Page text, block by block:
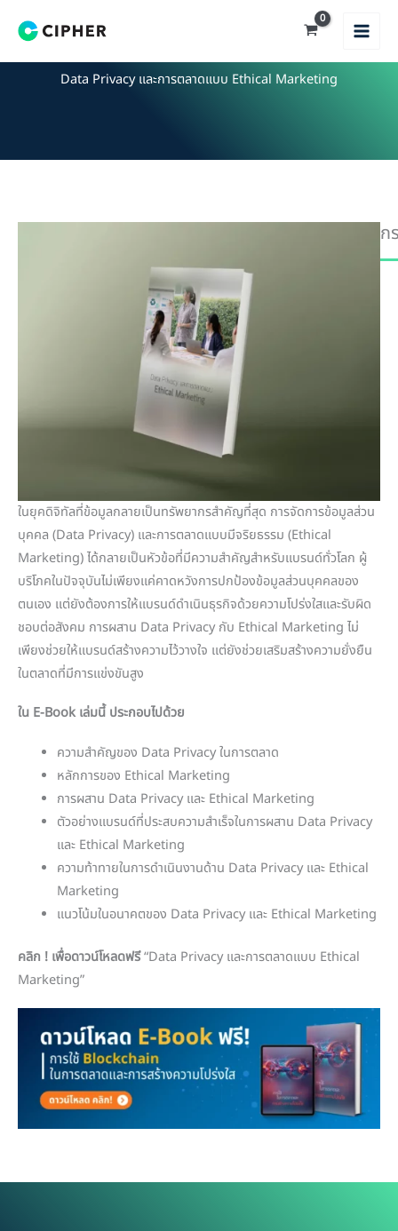
Data Privacy และการตลาดแบบ Ethical Marketing
ในยุคดิจิทัลที่ข้อมูลกลายเป็นทรัพยากรสำคัญที่สุด การจัดการข้อมูลส่วน
บุคคล (Data Privacy) และการตลาดแบบมีจริยธรรม (Ethical
Marketing) ได้กลายเป็นหัวข้อที่มีความสำคัญสำหรับแบรนด์ทั่วโลก ผู้
บริโภคในปัจจุบันไม่เพียงแค่คาดหวังการปกป้องข้อมูลส่วนบุคคลของ
ตนเอง แต่ยังต้องการให้แบรนด์ดำเนินธุรกิจด้วยความโปร่งใสและรับผิด
ชอบต่อสังคม การผสาน Data Privacy กับ Ethical Marketing ไม่
เพียงช่วยให้แบรนด์สร้างความไว้วางใจ แต่ยังช่วยเสริมสร้างความยั่งยืน
ในตลาดที่มีการแข่งขันสูง
ใน E-Book เล่มนี้ ประกอบไปด้วย
ความสำคัญของ Data Privacy ในการตลาด
หลักการของ Ethical Marketing
การผสาน Data Privacy และ Ethical Marketing
ตัวอย่างแบรนด์ที่ประสบความสำเร็จในการผสาน Data Privacy
และ Ethical Marketing
ความท้าทายในการดำเนินงานด้าน Data Privacy และ Ethical
Marketing
แนวโน้มในอนาคตของ Data Privacy และ Ethical Marketing
คลิก ! เพื่อดาวน์โหลดฟรี“Data Privacy และการตลาดแบบ Ethical
Marketing”
ก